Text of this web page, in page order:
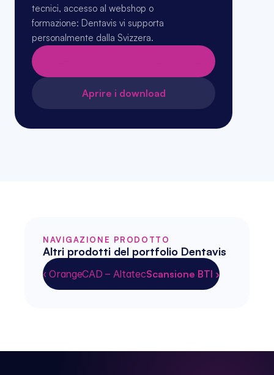
tecnici, accesso al webshop o
formazione: Dentavis vi supporta
personalmente dalla Svizzera.
Aprire i download
NAVIGAZIONE PRODOTTO
Altri prodotti del portfolio Dentavis
‹ OrangeCAD – AltatecScansione BTI ›